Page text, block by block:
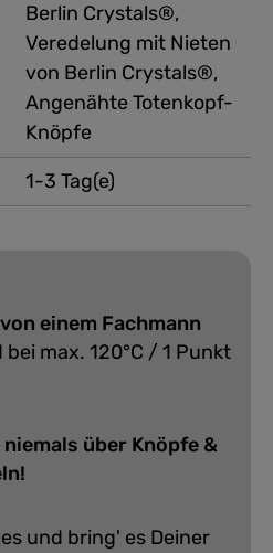
Berlin Crystals®,
Veredelung mit Nieten
von Berlin Crystals®,
Angenähte Totenkopf-
Knöpfe
1-3 Tag(e)
einem Fachmann
bei max. 120°C / 1 Punkt
über Knöpfe &
und bring' es Deiner